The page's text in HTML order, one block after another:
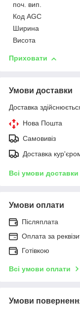
поч. вип.
Код AGC
Ширина
Висота
Приховати
Умови доставки
Доставка
Нова Пошта
Самовивіз
Доставка
Всі умови доставки
Умови оплати
Післяплата
Оплата за
Готівкою
Всі умови оплати
Умови